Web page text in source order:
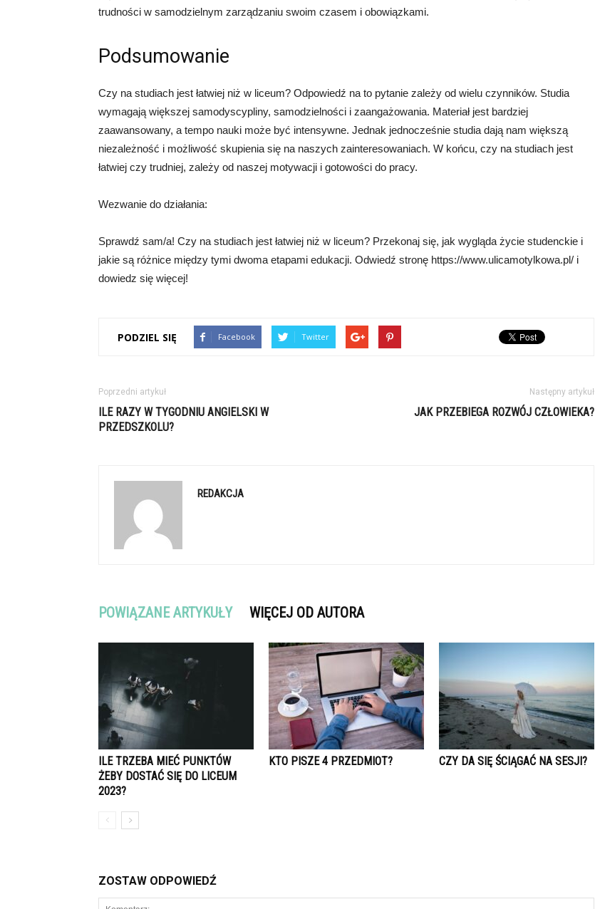
trudności w samodzielnym zarządzaniu swoim czasem i obowiązkami.
Podsumowanie
Czy na studiach jest łatwiej niż w liceum? Odpowiedź na to pytanie zależy od wielu czynników. Studia
wymagają większej samodyscypliny, samodzielności i zaangażowania. Materiał jest bardziej
zaawansowany, a tempo nauki może być intensywne. Jednak jednocześnie studia dają nam większą
niezależność i możliwość skupienia się na naszych zainteresowaniach. W końcu, czy na studiach jest
łatwiej czy trudniej, zależy od naszej motywacji i gotowości do pracy.
Wezwanie do działania:
Sprawdź sam/a! Czy na studiach jest łatwiej niż w liceum? Przekonaj się, jak wygląda życie studenckie i
jakie są różnice między tymi dwoma etapami edukacji. Odwiedź stronę https://www.ulicamotylkowa.pl/ i
dowiedz się więcej!
PODZIEL SIĘ Facebook Twitter
Poprzedni artykuł
ILE RAZY W TYGODNIU ANGIELSKI W
PRZEDSZKOLU?
Następny artykuł
JAK PRZEBIEGA ROZWÓJ CZŁOWIEKA?
REDAKCJA
POWIĄZANE ARTYKUŁY WIĘCEJ OD AUTORA
ILE TRZEBA MIEĆ PUNKTÓW
ŻEBY DOSTAĆ SIĘ DO LICEUM
2023?
KTO PISZE 4 PRZEDMIOT? CZY DA SIĘ ŚCIĄGAĆ NA SESJI?
ZOSTAW ODPOWIEDŹ